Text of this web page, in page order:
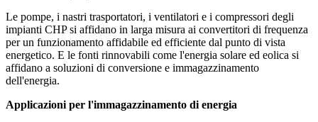
Le pompe, i nastri trasportatori, i ventilatori e i compressori degli
impianti CHP si affidano in larga misura ai convertitori di frequenza
per un funzionamento affidabile ed efficiente dal punto di vista
energetico. E le fonti rinnovabili come l'energia solare ed eolica si
affidano a soluzioni di conversione e immagazzinamento
dell'energia.
Applicazioni per l'immagazzinamento di energia